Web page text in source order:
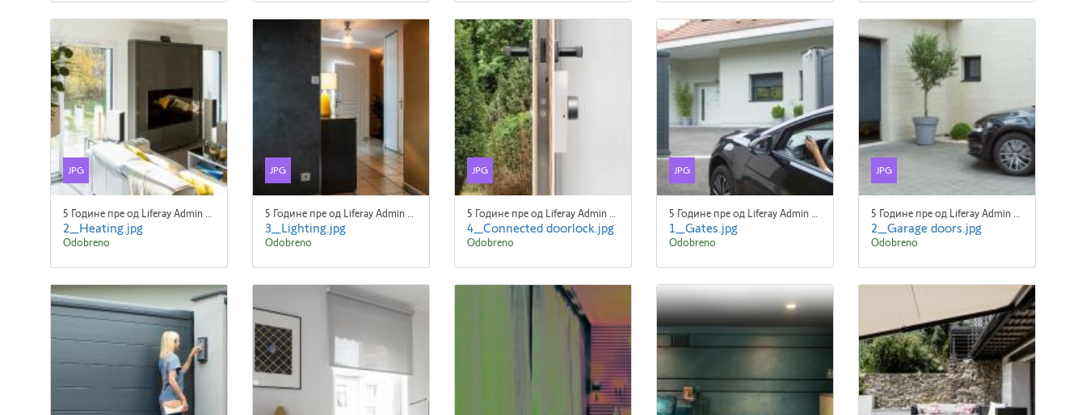
JPG
5 Године пре од Liferay Admin Liferay Admin
2_Heating.jpg
Odobreno
JPG
5 Године пре од Liferay Admin Liferay Admin
3_Lighting.jpg
Odobreno
JPG
5 Године пре од Liferay Admin Liferay Admin
4_Connected doorlock.jpg
Odobreno
JPG
5 Године пре од Liferay Admin Liferay Admin
1_Gates.jpg
Odobreno
JPG
5 Године пре од Liferay Admin Liferay Admin
2_Garage doors.jpg
Odobreno